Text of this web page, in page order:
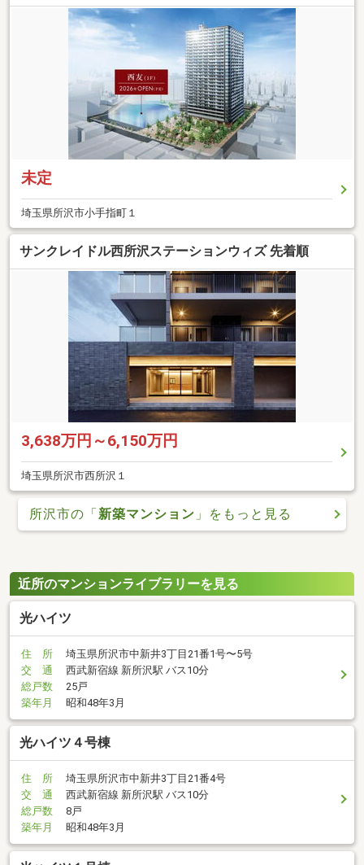
未定
埼玉県所沢市小手指町１
サンクレイドル西所沢ステーションウィズ 先着順
3,638万円～6,150万円
埼玉県所沢市西所沢１
所沢市の「新築マンション 」をもっと見る
近所のマンションライブラリーを見る
光ハイツ
住 所
埼玉県所沢市中新井3丁目21番1号〜5号
交 通
西武新宿線 新所沢駅 バス10分
総戸数
25戸
築年月
昭和48年3月
光ハイツ４号棟
住 所
埼玉県所沢市中新井3丁目21番4号
交 通
西武新宿線 新所沢駅 バス10分
総戸数
8戸
築年月
昭和48年3月